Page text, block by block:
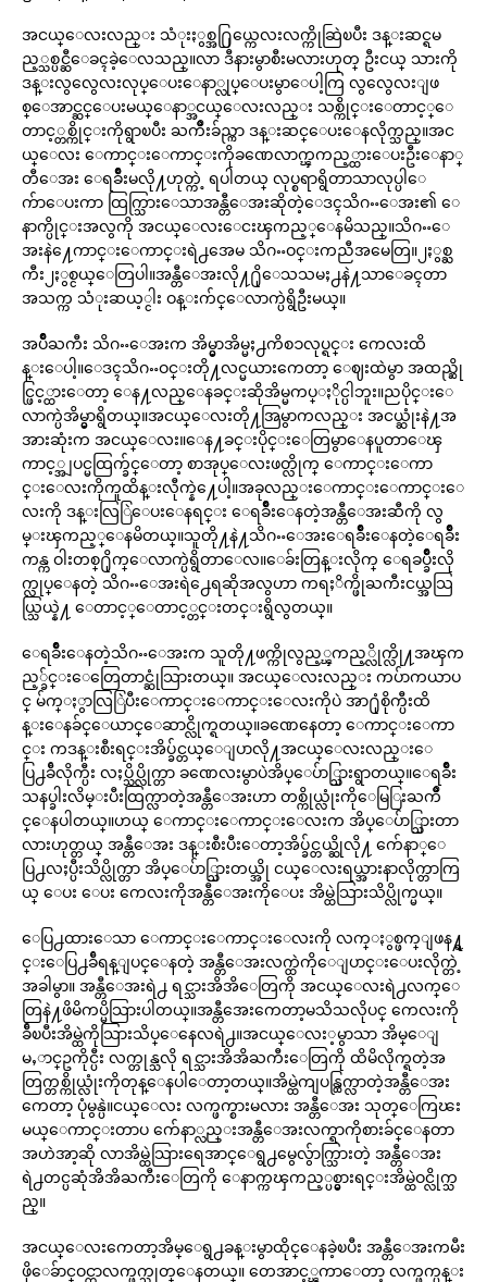
အငယ္ေလးလည္း သံုးႏွစ္အ႐ြယ္ကေလးလက္ကိုဆြဲၿပီး ဒန္းဆင္ရမ
ည့္သစ္ပင္ဆီေခၚခဲ့ေလသည္။လာ ဒီနားမွာစီးမလားဟုတ္ ဦးငယ္ သားကို
ဒန္းလွလွေလးလုပ္ေပးေနာ္လုပ္ေပးမွာေပါ့ကြ လွလွေလးျဖ
စ္ေအာင္ဆင္ေပးမယ္ေနာ္အငယ္ေလးလည္း သစ္ကိုင္းေတာင့္ေ
တာင့္တစ္ကိုင္းကိုရွာၿပီး ႀကိဳးခ်ည္ကာ ဒန္းဆင္ေပးေနလိုက္သည္။အင
ယ္ေလး ေကာင္းေကာင္းကိုခဏေလာက္ၾကည့္ထားေပးဦးေနာ္
တီေအး ေရခ်ိဳးမလို႔ဟုတ္ကဲ့ ရပါတယ္ လုပ္စရာရွိတာသာလုပ္ပါေ
က်ာေပးကာ ထြက္သြားေသာအန္တီေအးဆိုတဲ့ေဒၚသိဂႌေအး၏ ေ
နာက္ပိုင္းအလွကို အငယ္ေလးေငးၾကည့္ေနမိသည္။သိဂႌေ
အးနဲ႔ေကာင္းေကာင္းရဲ႕အေမ သိဂႌဝင္းကညီအမေတြ။၂ႏွစ္ႀ
ကီး၂ႏွစ္ငယ္ေတြပါ။အန္တီေအးလို႔႐ိုေသသမႈ႕နဲ႔သာေခၚတာ
အသက္က သံုးဆယ့္ငါး ဝန္းက်င္ေလာက္ပဲရွိဦးမယ္။
အပ်ိဳႀကီး သိဂႌေအးက အိမ္မွာအိမ္မႈ႕ကိစၥလုပ္ရင္း ကေလးထိ
န္းေပါ့။ေဒၚသိဂႌဝင္းတို႔လင္မယားကေတာ့ ေဈးထဲမွာ အထည္ဆို
င္ဖြင့္ထားေတာ့ ေန႔လည္ေနခင္းဆိုအိမ္မကပ္ႏိုင္ပါဘူး။ညပိုင္းေ
လာက္ပဲအိမ္မွာရွိတယ္။အငယ္ေလးတို႔အြမွာကလည္း အငယ္ဆုံးနဲ႔အ
အားဆုံးက အငယ္ေလး။ေန႔ခင္းပိုင္းေတြမွာေနပူတာေၾ
ကာင့္အျပင္မထြက္ခ်င္ေတာ့ စာအုပ္ေလးဖတ္လိုက္ ေကာင္းေကာ
င္းေလးကိုကူထိန္းလီုက္နဲ႔ေပါ့။အခုလည္းေကာင္းေကာင္းေ
လးကို ဒန္းလြြဲေပးေနရင္း ေရခ်ိဳးေနတဲ့အန္တီေအးဆီကို လွ
မ္းၾကည့္ေနမိတယ္။သူတို႔နဲ႔သိဂႌေအးေရခ်ိဳးေနတဲ့ေရခ်ိဳး
ကန္က ဝါးတစ္႐ိုက္ေလာက္ပဲရွိတာေလ။ေခ်းတြန္းလိုက္ ေရခပ္ခ်ိဳးလို
က္လုပ္ေနတဲ့ သိဂႌေအးရဲ႕ေရဆိုအလွဟာ ကရႈိက္ဖိုႀကီးငယ္အသြ
ယ္သြယ္နဲ႔ ေတာင့္ေတာင့္တင္းတင္းရွိလွတယ္။
ေရခ်ိဳးေနတဲ့သိဂႌေအးက သူတို႔ဖက္ကိုလွည့္ၾကည့္လိုက္လို႔အၾက
ည့္ခ်င္းေတြေတာင္ဆုံသြားတယ္။ အငယ္ေလးလည္း ကပ်ာကယာပ
င္ မ်က္ႏွာလြြဲပီးေကာင္းေကာင္းေလးကိုပဲ အာ႐ုံစိုက္ပီးထိ
န္းေနခ်င္ေယာင္ေဆာင္လိုက္ရတယ္။ခဏေနေတာ့ ေကာင္းေကာ
င္း ကဒန္းစီးရင္းအိပ္ခ်င္တယ္ေျပာလို႔အငယ္ေလးလည္းေ
ပြ႕ခ်ီလိုက္ပီး လႈပ္သိပ္လိုက္တာ ခဏေလးမွာပဲအိပ္ေပ်ာ္သြားရွာတယ္။ေရခ်ိဳး
သနပ္ခါးလိမ္းပီးထြက္လာတဲ့အန္တီေအးဟာ တစ္ကိုယ္လုံးကိုေမြြးႀကိဳ
င္ေနပါတယ္။ဟယ္ ေကာင္းေကာင္းေလးက အိပ္ေပ်ာ္သြားတာ
လားဟုတ္တယ္ အန္တီေအး ဒန္းစီးပီးေတာ့အိပ္ခ်င္တယ္ဆိုလို႔ က်ေနာ္ေ
ပြ႕လႈပ္ပီးသိပ္လိုက္တာ အိပ္ေပ်ာ္သြားတယ္အို ငယ္ေလးရယ္အားနာလိုက္တာကြ
ယ္ ေပး ေပး ကေလးကိုအန္တီေအးကိုေပး အိမ္ထဲသြားသိပ္လိုက္မယ္။
ေပြ႕ထားေသာ ေကာင္းေကာင္းေလးကို လက္ႏွစ္ဖက္ျဖန႔္ရ
င္းေပြ႕ခ်ီရန္ျပင္ေနတဲ့ အန္တီေအးလက္ထဲကိုေျပာင္းေပးလိုက္တဲ့
အခါမွာ။ အန္တီေအးရဲ႕ ရင္သားအိအိေတြကို အငယ္ေလးရဲ႕လက္ေ
တြနဲ႔ဖိမိကပ္မိသြားပါတယ္။အန္တီေအးကေတာ့မသိသလိုပင္ ကေလးကို
ခ်ီၿပီးအိမ္ထဲကိုသြားသိပ္ေနေလရဲ႕။အငယ္ေလး့မွာသာ အိမ္ေျ
မႇာင္ဥကိုင္ပီး လက္တုန္သလို ရင္သားအိအိႀကီးေတြကို ထိမိလိုက္ရတဲ့အ
တြက္တစ္ကိုယ္လုံးကိုတုန္ေနပါေတာ့တယ္။အိမ္ထဲကျပန္ထြက္လာတဲ့အန္တီေအး
ကေတာ့ ပုံမွန္ပဲ။ငယ္ေလး လက္ဖက္စားမလား အန္တီေအး သုတ္ေကြၽး
မယ္ေကာင္းတာပ က်ေနာ္လည္းအန္တီေအးလက္ရာကိုစားခ်င္ေနတာ
အဟဲအာ့ဆို လာအိမ္ထဲသြားရေအာင္ေရွ႕မွေလွ်ာက္သြားတဲ့ အန္တီေအး
ရဲ႕တင္ပဆုံအိအိႀကီးေတြကို ေနာက္ကၾကည့္ပစ္မွားရင္းအိမ္ထဲဝင္လိုက္သ
ည္။
အငယ္ေလးကေတာ့အိမ္ေရွ႕ခန္းမွာထိုင္ေနခဲ့ၿပီး အန္တီေအးကမီး
ဖိုေခ်ာင္ဝင္ကာလက္ဖက္သုတ္ေနတယ္။ တေအာင့္ၾကာေတာ့ လက္ဖက္ပန္း